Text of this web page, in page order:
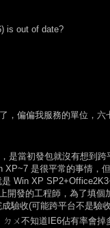
is out of date?
，偏偏我服務的單位，
是當初發包就沒有想到
是很平常的事情，
Win XP
開發的工程師，為了填
驗收(可能跨平台不是驗
ㄨ不知道IE6佔有率會掉